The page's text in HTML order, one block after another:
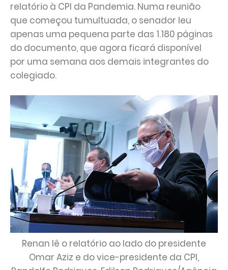
relatório à CPI da Pandemia. Numa reunião
que começou tumultuada, o senador leu
apenas uma pequena parte das 1.180 páginas
do documento, que agora ficará disponível
por uma semana aos demais integrantes do
colegiado.
Renan lê o relatório ao lado do presidente
Omar Aziz e do vice-presidente da CPI,